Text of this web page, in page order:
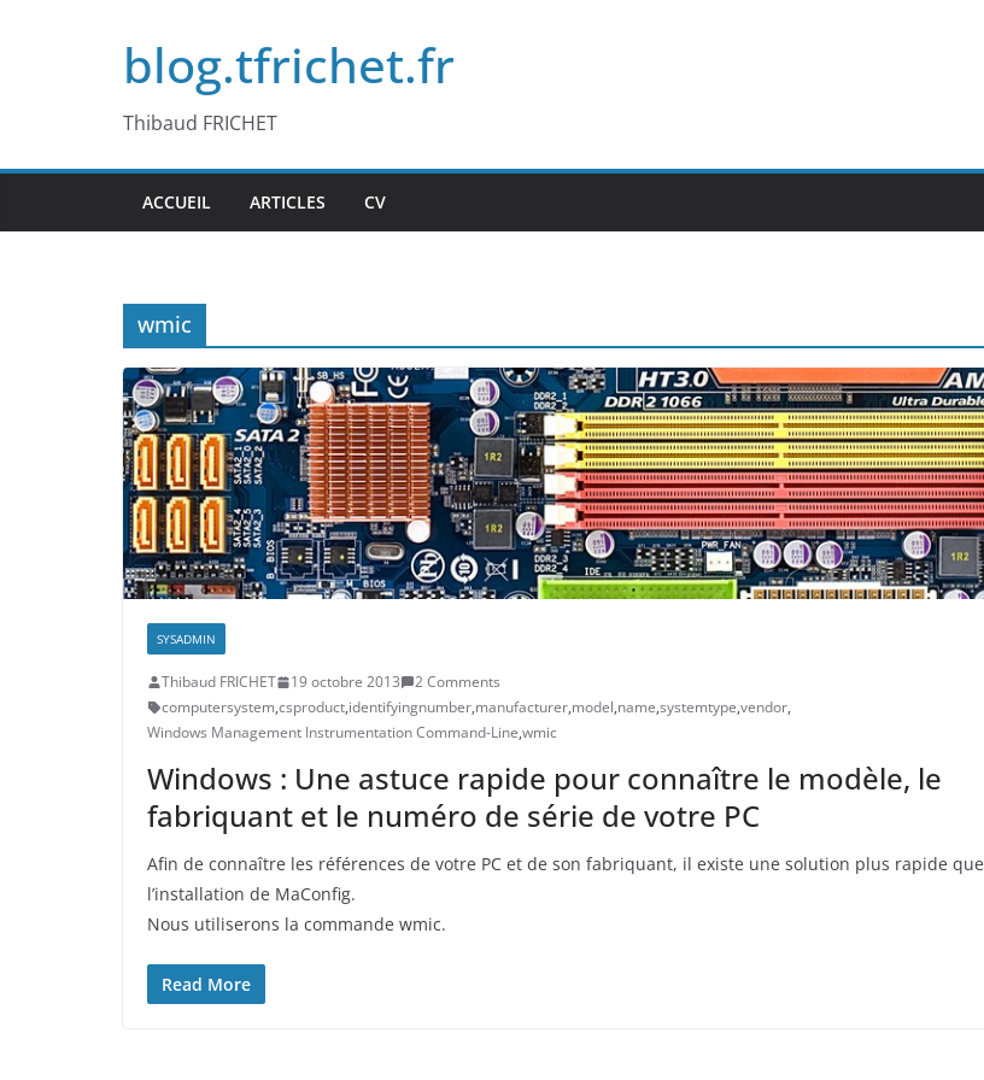
blog.tfrichet.fr
Thibaud FRICHET
ACCUEIL ARTICLES CV
wmic
SYSADMIN
Thibaud FRICHET 19 octobre 2013
2 Comments
computersystem,csproduct,identifyingnumber,manufacturer,model,name,systemtype,vendor,
Windows Management Instrumentation Command-Line,wmic
Windows : Une astuce rapide pour connaître le modèle, le
fabriquant et le numéro de série de votre PC
Afin de connaître les références de votre PC et de son fabriquant, il existe une solution plus rapide que
l’installation de MaConfig.
Nous utiliserons la commande wmic.
Read More